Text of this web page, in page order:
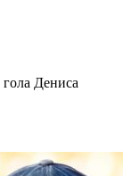
Дениса